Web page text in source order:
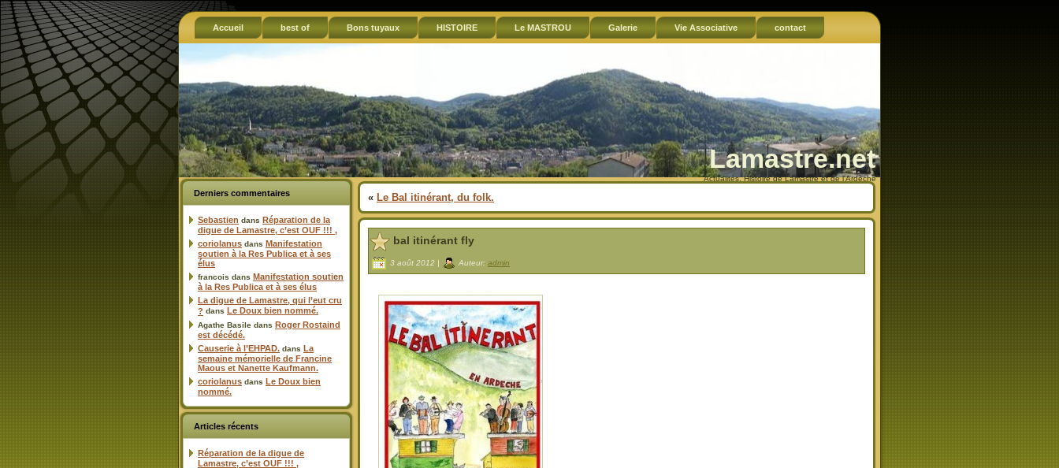
Accueil best of Bons tuyaux HISTOIRE Le MASTROU Galerie Vie Associative contact
Lamastre.net
Actualités, Histoire de Lamastre et de l'Ardèche
Derniers commentaires
Sebastien dans Réparation de la
digue de Lamastre, c’est OUF !!! ,
coriolanus dans Manifestation
soutien à la Res Publica et à ses
élus
francois dans Manifestation soutien
à la Res Publica et à ses élus
La digue de Lamastre, qui l’eut cru
? dans Le Doux bien nommé.
Agathe Basile dans Roger Rostaind
est décédé.
Causerie à l’EHPAD. dans La
semaine mémorielle de Francine
Maous et Nanette Kaufmann.
coriolanus dans Le Doux bien
nommé.
Articles récents
Réparation de la digue de
Lamastre, c’est OUF !!! ,
« Le Bal itinérant, du folk.
bal itinérant fly
3 août 2012 | Auteur: admin